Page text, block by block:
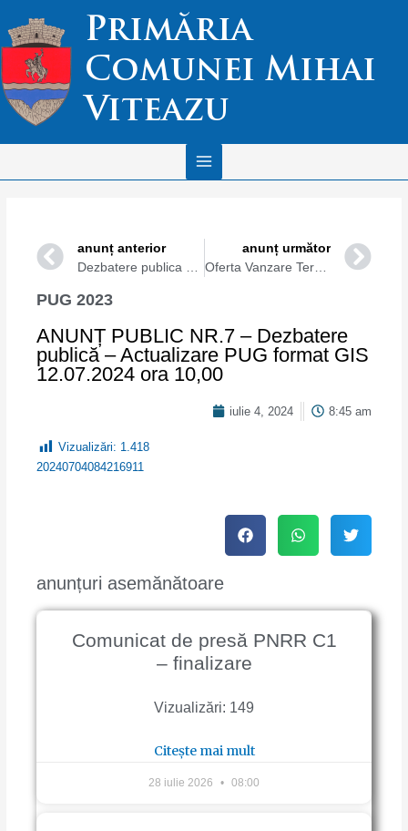
to
content
Primăria
Comunei Mihai
Viteazu
Main
Menu
Prev
anunț anterior
anunț următor
Oferta Vanzare Teren Nr17/15.07.2024
PUG 2023
ANUNȚ PUBLIC NR.7 – Dezbatere
publică – Actualizare PUG format GIS
12.07.2024 ora 10,00
iulie 4, 2024 8:45 am
Vizualizări: 1.418
20240704084216911
anunțuri asemănătoare
Comunicat de presă PNRR C1
– finalizare
Vizualizări: 149
Citește mai mult
28 iulie 2026 08:00